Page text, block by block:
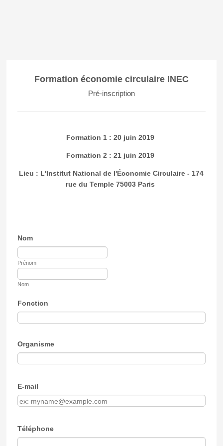
Formation économie circulaire INEC
Pré-inscription
Formation 1 : 20 juin 2019
Formation 2 : 21 juin 2019
Lieu : L'Institut National de l'Économie Circulaire - 174
rue du Temple 75003 Paris
Nom
Prénom
Nom
Fonction
Organisme
E-mail
Téléphone